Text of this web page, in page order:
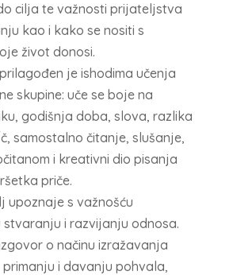
cilja te važnosti prijateljstva
kao i kako se nositi s
život donosi.
je ishodima učenja
skupine: uče se boje na
godišnja doba, slova, razlika
samostalno čitanje, slušanje,
i kreativni dio pisanja
priče.
upoznaje s važnošću
stvaranju i razvijanju odnosa.
o načinu izražavanja
primanju i davanju pohvala,